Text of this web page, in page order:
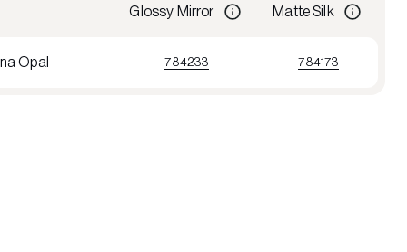
Glossy Mirror Matte Silk
Opal 784233 784173